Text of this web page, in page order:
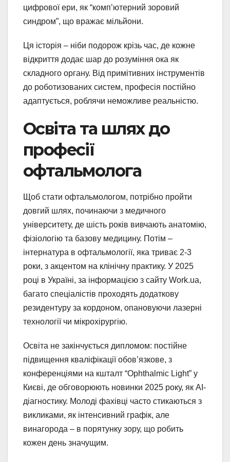
цифрової ери, як “комп’ютерний зоровий
синдром”, що вражає мільйони.
Ця історія – ніби подорож крізь час, де кожне
відкриття додає шар до розуміння ока як
складного органу. Від примітивних інструментів
до роботизованих систем, професія постійно
адаптується, роблячи неможливе реальністю.
Освіта та шлях до
професії
офтальмолога
Щоб стати офтальмологом, потрібно пройти
довгий шлях, починаючи з медичного
університету, де шість років вивчають анатомію,
фізіологію та базову медицину. Потім –
інтернатура в офтальмології, яка триває 2-3
роки, з акцентом на клінічну практику. У 2025
році в Україні, за інформацією з сайту Work.ua,
багато спеціалістів проходять додаткову
резидентуру за кордоном, опановуючи лазерні
технології чи мікрохірургію.
Освіта не закінчується дипломом: постійне
підвищення кваліфікації обов’язкове, з
конференціями на кшталт “Ophthalmic Light” у
Києві, де обговорюють новинки 2025 року, як AI-
діагностику. Молоді фахівці часто стикаються з
викликами, як інтенсивний графік, але
винагорода – в порятунку зору, що робить
кожен день значущим.